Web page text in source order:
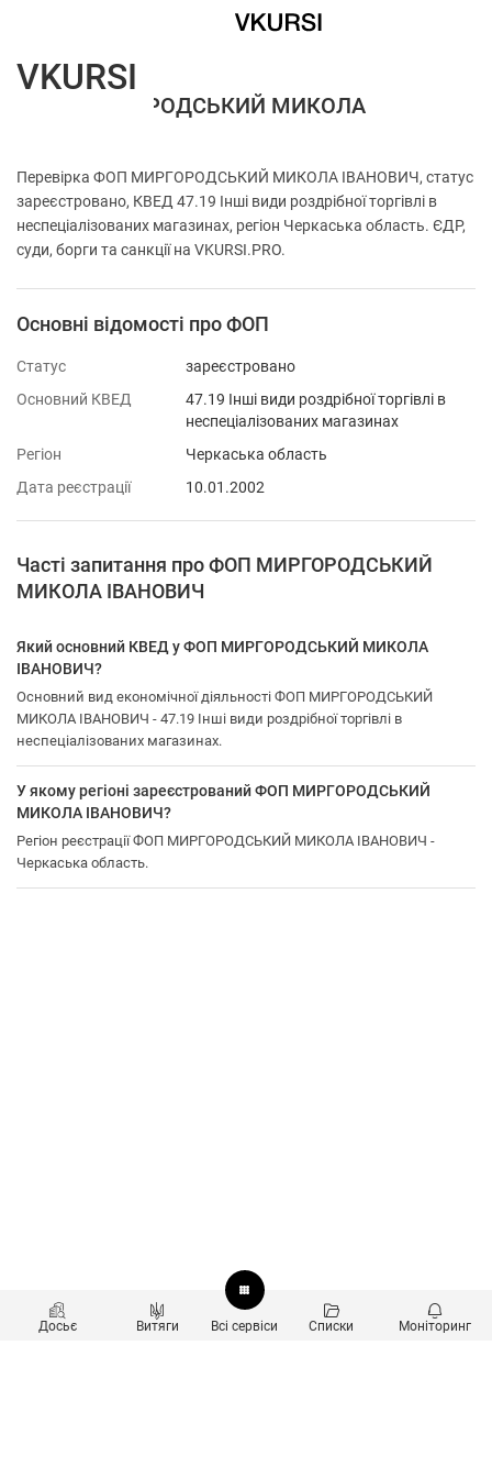
ФОП МИРГОРОДСЬКИЙ МИКОЛА
Перевірка ФОП МИРГОРОДСЬКИЙ МИКОЛА ІВАНОВИЧ, статус
зареєстровано, КВЕД 47.19 Інші види роздрібної торгівлі в
неспеціалізованих магазинах, регіон Черкаська область. ЄДР,
суди, борги та санкції на VKURSI.PRO.
Основні відомості про ФОП
Статус
зареєстровано
Основний КВЕД
47.19 Інші види роздрібної торгівлі в
неспеціалізованих магазинах
Регіон
Черкаська область
Дата реєстрації
10.01.2002
Часті запитання про ФОП МИРГОРОДСЬКИЙ
МИКОЛА ІВАНОВИЧ
Який основний КВЕД у ФОП МИРГОРОДСЬКИЙ МИКОЛА
ІВАНОВИЧ?
Основний вид економічної діяльності ФОП МИРГОРОДСЬКИЙ
МИКОЛА ІВАНОВИЧ - 47.19 Інші види роздрібної торгівлі в
неспеціалізованих магазинах.
У якому регіоні зареєстрований ФОП МИРГОРОДСЬКИЙ
МИКОЛА ІВАНОВИЧ?
Регіон реєстрації ФОП МИРГОРОДСЬКИЙ МИКОЛА ІВАНОВИЧ -
Черкаська область.
Досьє Витяги Всі сервіси Списки Моніторинг
VKURSI